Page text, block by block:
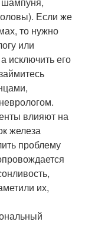
Если же
то нужно
или
исключить его
влияют на
железа
проблему
их,